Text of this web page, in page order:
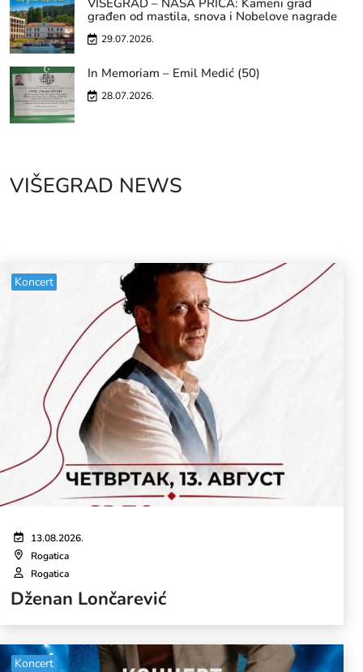
VIŠEGRAD – NAŠA PRIČA: Kameni grad
građen od mastila, snova i Nobelove nagrade
29.07.2026.
In Memoriam – Emil Medić (50)
28.07.2026.
VIŠEGRAD NEWS
Koncert
13.08.2026.
Rogatica
Rogatica
Dženan Lončarević
Koncert